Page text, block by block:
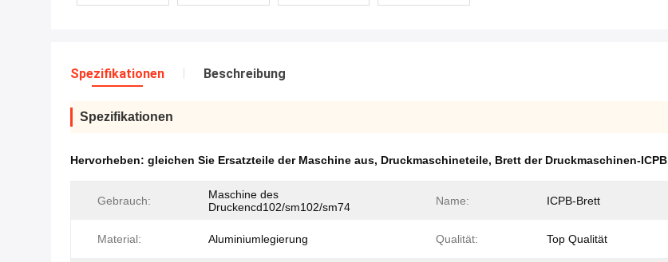
Spezifikationen Beschreibung
Spezifikationen
Hervorheben: gleichen Sie Ersatzteile der Maschine aus, Druckmaschineteile, Brett der Druckmaschinen-ICPB
Gebrauch:
Maschine des
Druckencd102/sm102/sm74
Name: ICPB-Brett
Material: Aluminiumlegierung Qualität: Top Qualität